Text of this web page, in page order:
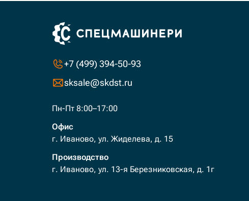
+7 (499) 394-50-93
sksale@skdst.ru
Пн-Пт 8:00–17:00
Офис
г. Иваново, ул. Жиделева, д. 15
Производство
г. Иваново, ул. 13-я Березниковская, д. 1г